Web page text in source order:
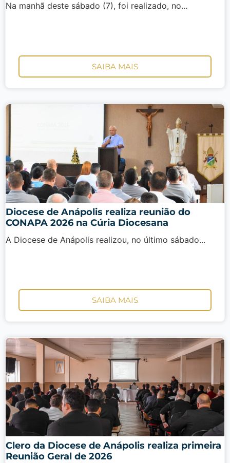
Na manhã deste sábado (7), foi realizado, no...
SAIBA MAIS
Diocese de Anápolis realiza reunião do
CONAPA 2026 na Cúria Diocesana
A Diocese de Anápolis realizou, no último sábado...
SAIBA MAIS
Clero da Diocese de Anápolis realiza primeira
Reunião Geral de 2026